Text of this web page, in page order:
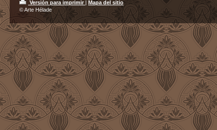
Versión para imprimir | Mapa del sitio
© Arte Hélade